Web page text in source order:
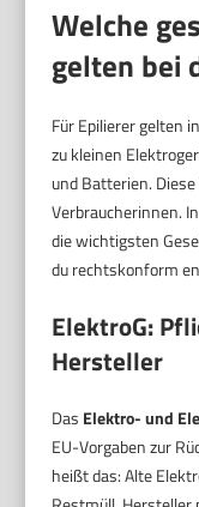
Welche
gelten bei
Für Epilierer gelten
zu kleinen
und Batterien.
Verbraucherinnen.
die wichtigsten
du rechtskonform
ElektroG:
Hersteller
Das Elektro- und
EU-Vorgaben zur
heißt das: Alte